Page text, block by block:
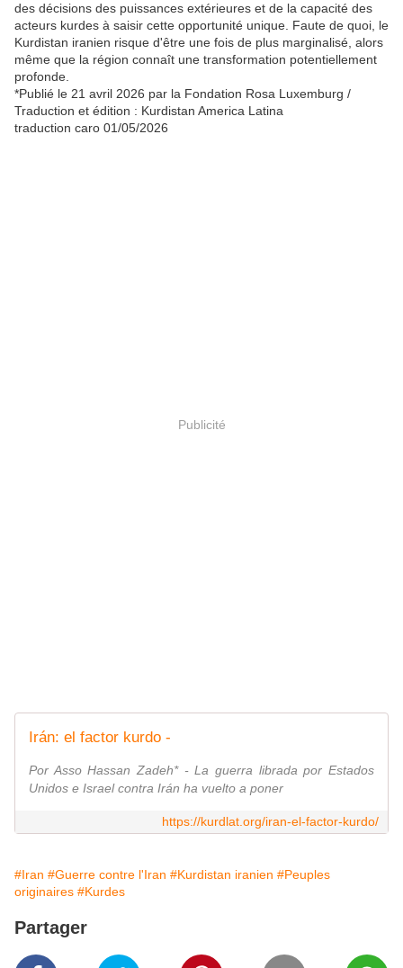
des décisions des puissances extérieures et de la capacité des
acteurs kurdes à saisir cette opportunité unique. Faute de quoi, le
Kurdistan iranien risque d'être une fois de plus marginalisé, alors
même que la région connaît une transformation potentiellement
profonde.
*Publié le 21 avril 2026 par la Fondation Rosa Luxemburg /
Traduction et édition : Kurdistan America Latina
traduction caro 01/05/2026
Publicité
Irán: el factor kurdo -
Por Asso Hassan Zadeh* - La guerra librada por Estados
Unidos e Israel contra Irán ha vuelto a poner
https://kurdlat.org/iran-el-factor-kurdo/
#Iran #Guerre contre l'Iran #Kurdistan iranien #Peuples
originaires #Kurdes
Partager